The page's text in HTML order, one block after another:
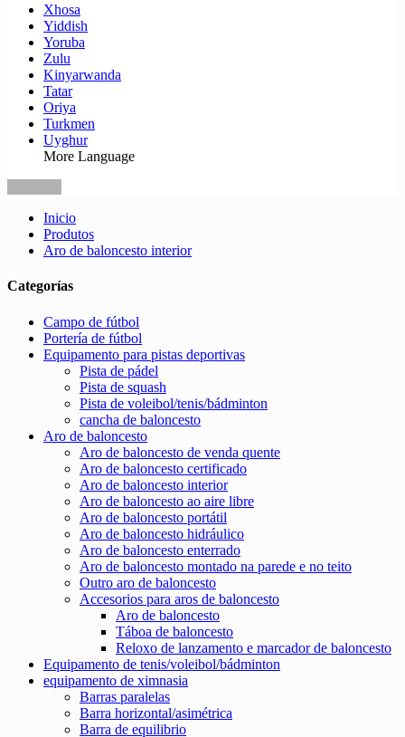
Xhosa
Yiddish
Yoruba
Zulu
Kinyarwanda
Tatar
Oriya
Turkmen
Uyghur
More Language
Inicio
Produtos
Aro de baloncesto interior
Categorías
Campo de fútbol
Portería de fútbol
Equipamento para pistas deportivas
Pista de pádel
Pista de squash
Pista de voleibol/tenis/bádminton
cancha de baloncesto
Aro de baloncesto
Aro de baloncesto de venda quente
Aro de baloncesto certificado
Aro de baloncesto interior
Aro de baloncesto ao aire libre
Aro de baloncesto portátil
Aro de baloncesto hidráulico
Aro de baloncesto enterrado
Aro de baloncesto montado na parede e no teito
Outro aro de baloncesto
Accesorios para aros de baloncesto
Aro de baloncesto
Táboa de baloncesto
Reloxo de lanzamento e marcador de baloncesto
Equipamento de tenis/voleibol/bádminton
equipamento de ximnasia
Barras paralelas
Barra horizontal/asimétrica
Barra de equilibrio